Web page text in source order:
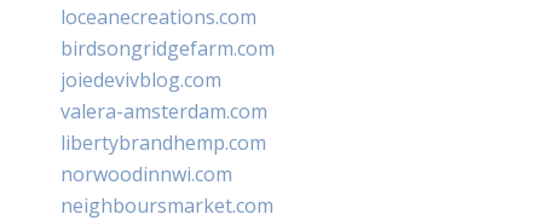
loceanecreations.com
birdsongridgefarm.com
joiedevivblog.com
valera-amsterdam.com
libertybrandhemp.com
norwoodinnwi.com
neighboursmarket.com